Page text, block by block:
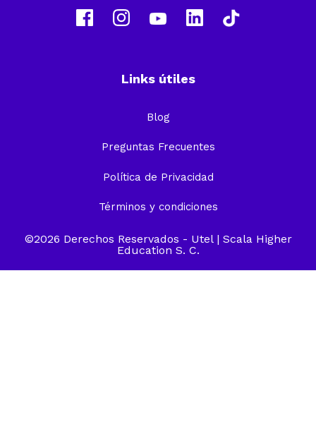
Links útiles
Blog
Preguntas Frecuentes
Política de Privacidad
Términos y condiciones
©2026 Derechos Reservados - Utel| Scala Higher
Education S. C.